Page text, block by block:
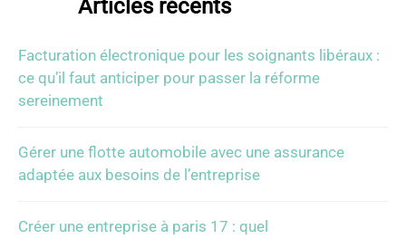
Articles récents
Facturation électronique pour les soignants libéraux :
ce qu’il faut anticiper pour passer la réforme
sereinement
Gérer une flotte automobile avec une assurance
adaptée aux besoins de l’entreprise
Créer une entreprise à paris 17 : quel